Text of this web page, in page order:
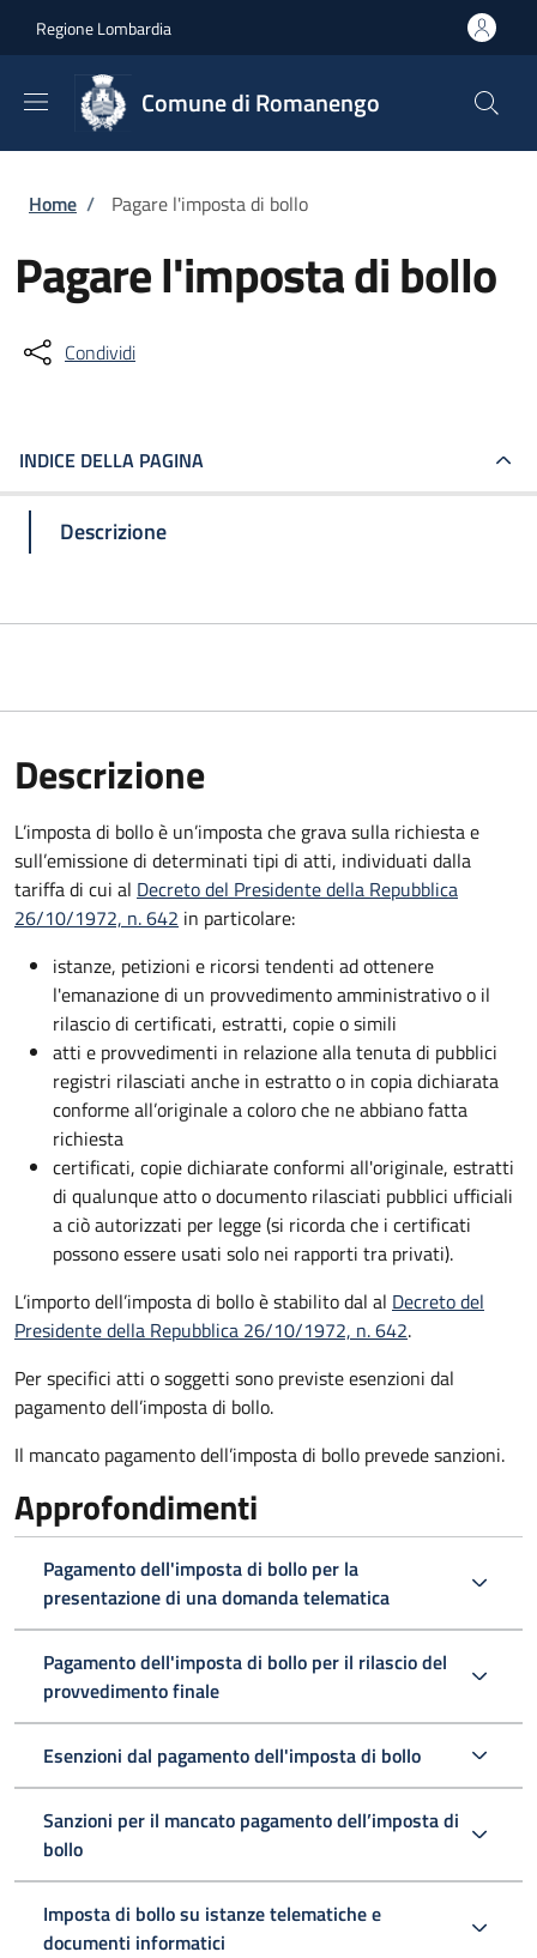
Regione Lombardia
Comune di Romanengo
Briciole di pane
Home / Pagare l'imposta di bollo
Pagare l'imposta di bollo
Condividi
INDICE DELLA PAGINA
Descrizione
Descrizione
L’imposta di bollo è un’imposta che grava sulla richiesta e
sull’emissione di determinati tipi di atti, individuati dalla
tariffa di cui al Decreto del Presidente della Repubblica
26/10/1972, n. 642 in particolare:
istanze, petizioni e ricorsi tendenti ad ottenere
l'emanazione di un provvedimento amministrativo o il
rilascio di certificati, estratti, copie o simili
atti e provvedimenti in relazione alla tenuta di pubblici
registri rilasciati anche in estratto o in copia dichiarata
conforme all’originale a coloro che ne abbiano fatta
richiesta
certificati, copie dichiarate conformi all'originale, estratti
di qualunque atto o documento rilasciati pubblici ufficiali
a ciò autorizzati per legge (si ricorda che i certificati
possono essere usati solo nei rapporti tra privati).
L’importo dell’imposta di bollo è stabilito dal al Decreto del
Presidente della Repubblica 26/10/1972, n. 642.
Per specifici atti o soggetti sono previste esenzioni dal
pagamento dell’imposta di bollo.
Il mancato pagamento dell’imposta di bollo prevede sanzioni.
Approfondimenti
Pagamento dell'imposta di bollo per la
presentazione di una domanda telematica
Pagamento dell'imposta di bollo per il rilascio del
provvedimento finale
Esenzioni dal pagamento dell'imposta di bollo
Sanzioni per il mancato pagamento dell’imposta di
bollo
Imposta di bollo su istanze telematiche e
documenti informatici